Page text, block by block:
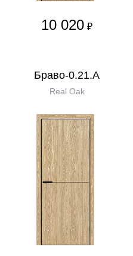
10 020 ₽
Браво-0.21.А
Real Oak